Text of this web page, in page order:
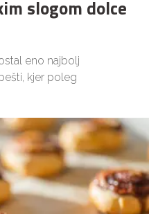
slogom dolce
eno najbolj
kjer poleg